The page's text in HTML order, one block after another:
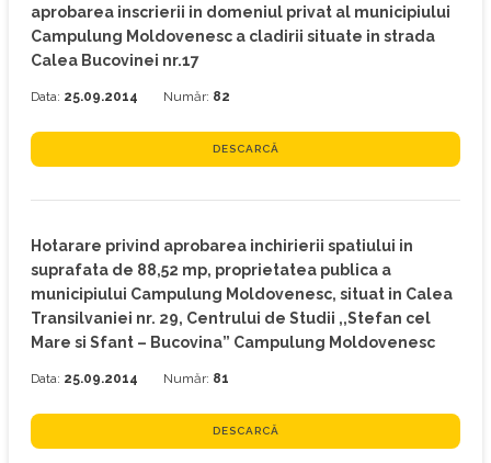
aprobarea inscrierii in domeniul privat al municipiului
Campulung Moldovenesc a cladirii situate in strada
Calea Bucovinei nr.17
Data: 25.09.2014 Număr: 82
DESCARCĂ
Hotarare privind aprobarea inchirierii spatiului in
suprafata de 88,52 mp, proprietatea publica a
municipiului Campulung Moldovenesc, situat in Calea
Transilvaniei nr. 29, Centrului de Studii ,,Stefan cel
Mare si Sfant – Bucovina” Campulung Moldovenesc
Data: 25.09.2014 Număr: 81
DESCARCĂ